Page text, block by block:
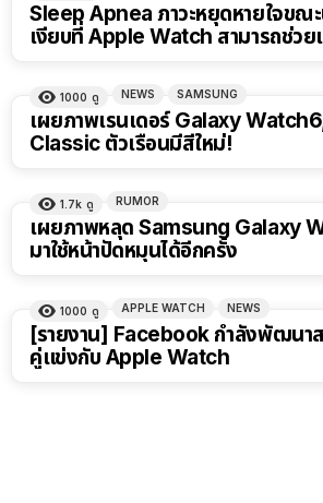
Sleep Apnea ภาวะหยุดหายใจขณ
เงียบที่ Apple Watch สามารถช่วย
1000 ดู NEWS SAMSUNG
เผยภาพเรนเดอร์ Galaxy
Classic ตัวเรือนมีสีใหม่!
1.7k ดู RUMOR
เผยภาพหลุด Samsung Galaxy
มาใช้หน้าปัดหมุนได้อีกครั้ง
1000 ดู APPLE WATCH NEWS
[รายงาน] Facebook กำลังพัฒนา
คู่แข่งกับ Apple Watch